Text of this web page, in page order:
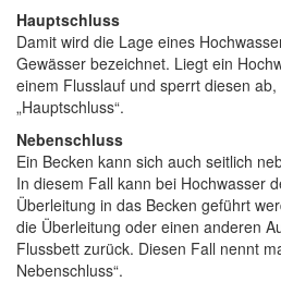
Hauptschluss
Damit wird die Lage eines
Gewässer bezeichnet. Liegt ein
einem Flusslauf und sperrt diesen
„Hauptschluss“.
Nebenschluss
Ein Becken kann sich auch seitlich
In diesem Fall kann bei Hochwasser
Überleitung in das Becken geführt
die Überleitung oder einen anderen
Flussbett zurück. Diesen Fall nennt
Nebenschluss“.